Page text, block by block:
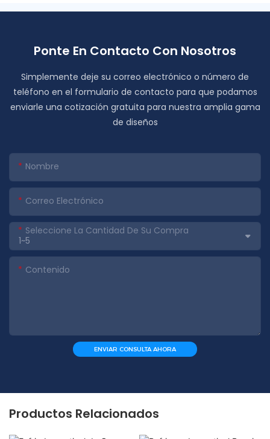
Ponte En Contacto Con Nosotros
Simplemente deje su correo electrónico o número de
teléfono en el formulario de contacto para que podamos
enviarle una cotización gratuita para nuestra amplia gama
de diseños
Nombre
Correo Electrónico
Seleccione La Cantidad De Su Compra
Contenido
ENVIAR CONSULTA AHORA
Productos Relacionados